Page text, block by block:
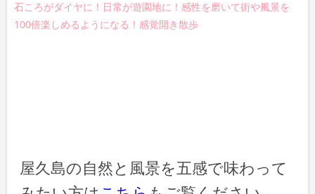
石ころがダイヤに！日常が遊園地に！感性を磨いて街や風景を
100倍楽しめるようになる！感覚開き散歩
屋久島の自然と風景を五感で味わって